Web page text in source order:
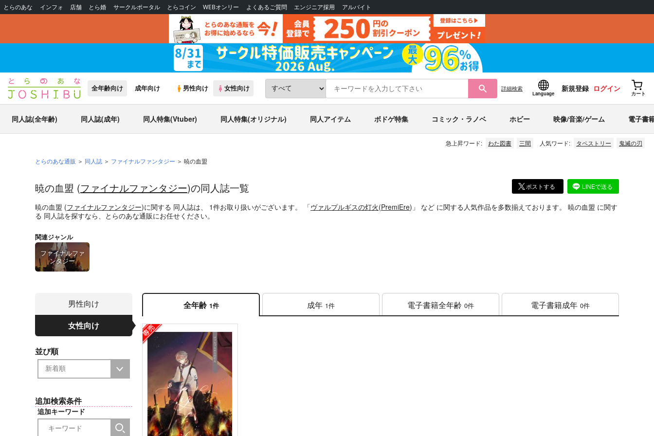
とらのあな インフォ 店舗 とら婚 サークルポータル とらコイン WEBオンリー よくあるご質問 エンジニア採用 アルバイト
全年齢向け 成年向け 男性向け 女性向け 詳細検索
Language
新規登録 ログイン
カート
同人誌(全年齢) 同人誌(成年) 同人特集(Vtuber) 同人特集(オリジナル) 同人アイテム ボドゲ特集 コミック・ラノベ ホビー 映像/音楽/ゲーム 電子書
急上昇ワード: わた図書 三間 人気ワード: タペストリー 鬼滅の刃
とらのあな通販 同人誌 ファイナルファンタジー 暁の血盟
ポストする LINEで送る
暁の血盟 (ファイナルファンタジー)の同人誌一覧
暁の血盟 (ファイナルファンタジー)に関する 同人誌は、 1件お取り扱いがございます。 「ヴァルプルギスの灯火(PremiEre)」 など に関する人気作品を多数揃えております。 暁の血盟 に関す
る 同人誌を探すなら、とらのあな通販にお任せください。
関連ジャンル
ファイナルファ
ンタジー
男性向け
女性向け
並び順
追加検索条件
追加キーワード
全年齢 1件 成年 1件 電子書籍全年齢 0件 電子書籍成年 0件